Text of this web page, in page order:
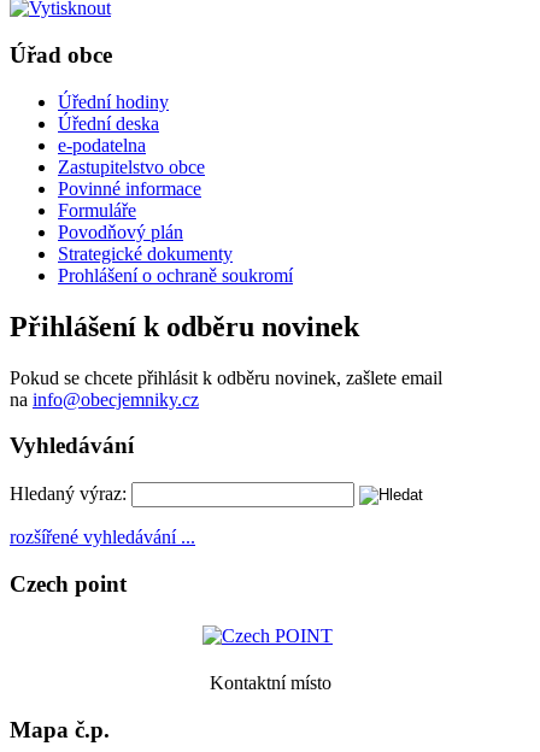
Úřad obce
Úřední hodiny
Úřední deska
e-podatelna
Zastupitelstvo obce
Povinné informace
Formuláře
Povodňový plán
Strategické dokumenty
Prohlášení o ochraně soukromí
Přihlášení k odběru novinek
Pokud se chcete přihlásit k odběru novinek, zašlete email
na info@obecjemniky.cz
Vyhledávání
Hledaný výraz:
rozšířené vyhledávání ...
Czech point
Kontaktní místo
Mapa č.p.